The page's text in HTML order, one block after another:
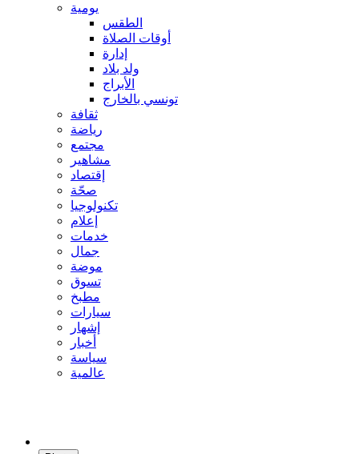
يومية
الطقس
أوقات الصلاة
إدارة
ولد بلاد
الأبراج
تونسي بالخارج
ثقافة
رياضة
مجتمع
مشاهير
إقتصاد
صحّة
تكنولوجيا
إعلام
خدمات
جمال
موضة
تسوق
مطبخ
سيارات
إشهار
أخبار
سياسة
عالمية